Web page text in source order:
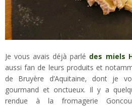
Je vous avais déjà parlé des miels
aussi fan de leurs produits et
de Bruyère d’Aquitaine, dont je
gourmand et onctueux. Il y a
rendue à la fromagerie